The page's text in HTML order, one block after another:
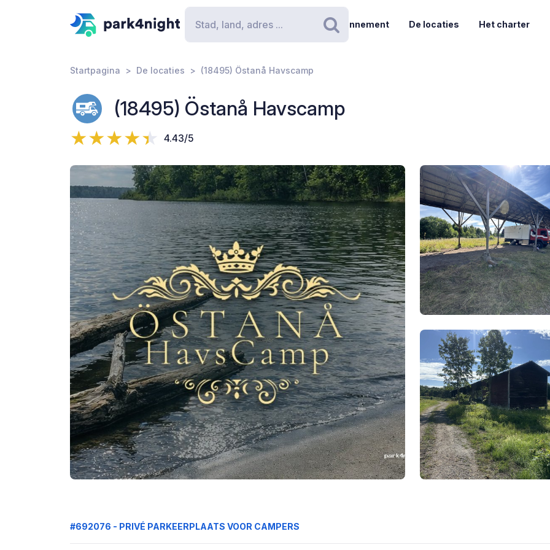
Zoeken
Abonnement De locaties Het charter
Startpagina De locaties (18495) Östanå Havscamp
(18495) Östanå Havscamp
4.43/5
#692076 - PRIVÉ PARKEERPLAATS VOOR CAMPERS